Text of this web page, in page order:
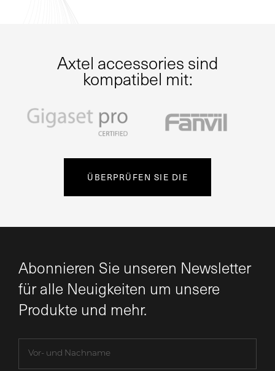
Axtel accessories sind
kompatibel mit:
ÜBERPRÜFEN SIE DIE
Abonnieren Sie unseren Newsletter
für alle Neuigkeiten um unsere
Produkte und mehr.